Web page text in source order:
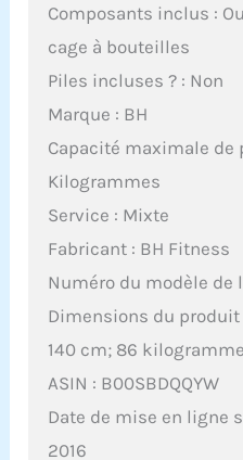
Composants inclus :
cage à bouteilles
Piles incluses ? : Non
Marque : BH
Capacité maximale de
Kilogrammes
Service : Mixte
Fabricant : BH Fitness
Numéro du modèle de
Dimensions du produit
140 cm; 86
ASIN : B00SBDQQYW
Date de mise en ligne
2016